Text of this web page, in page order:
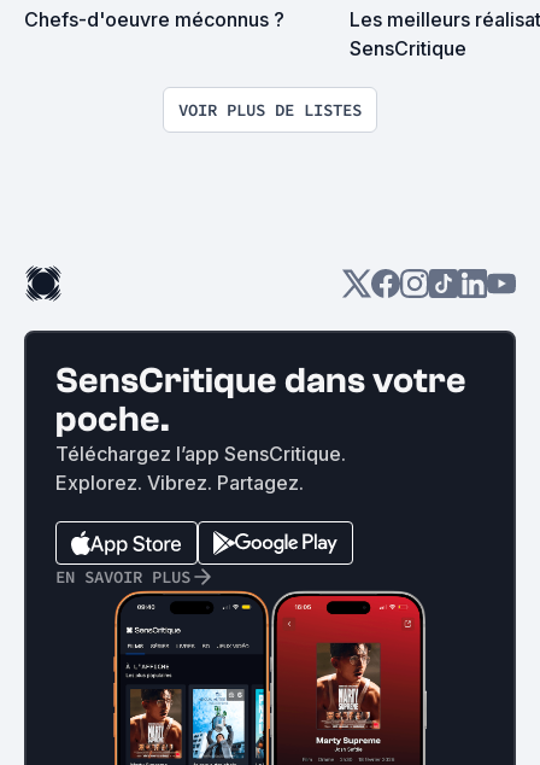
Chefs-d'oeuvre méconnus ?
Les meilleurs
SensCritique
VOIR PLUS DE LISTES
SensCritique dans votre
poche.
Téléchargez l’app SensCritique.
Explorez. Vibrez. Partagez.
EN SAVOIR PLUS